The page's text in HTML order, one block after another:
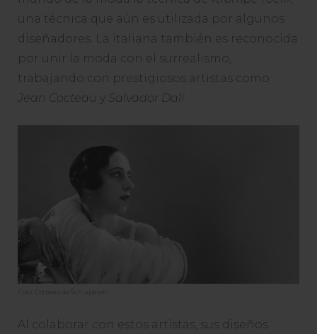
una técnica que aún es utilizada por algunos
diseñadores. La italiana también es reconocida
por unir la moda con el surrealismo,
trabajando con prestigiosos artistas como
Jean Cocteau y Salvador Dalí
Foto: Cortesía de Schiaparelli
Al colaborar con estos artistas, sus diseños